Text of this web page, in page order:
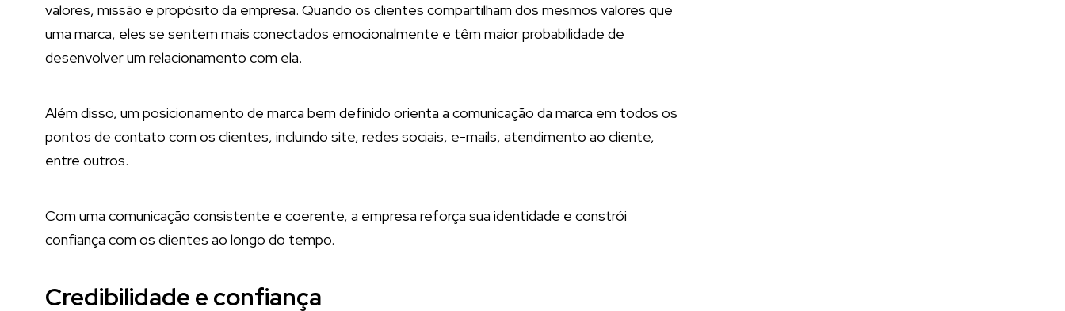
valores, missão e propósito da empresa. Quando os clientes compartilham dos mesmos valores que
uma marca, eles se sentem mais conectados emocionalmente e têm maior probabilidade de
desenvolver um relacionamento com ela.
Além disso, um posicionamento de marca bem definido orienta a comunicação da marca em todos os
pontos de contato com os clientes, incluindo site, redes sociais, e-mails, atendimento ao cliente,
entre outros.
Com uma comunicação consistente e coerente, a empresa reforça sua identidade e constrói
confiança com os clientes ao longo do tempo.
Credibilidade e confiança